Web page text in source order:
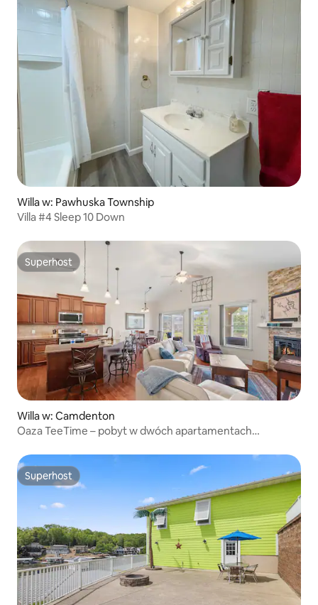
Willa w: Pawhuska Township
Villa #4 Sleep 10 Down
Superhost
Superhost
Willa w: Camdenton
Oaza TeeTime – pobyt w dwóch apartamentach
Superhost
Superhost